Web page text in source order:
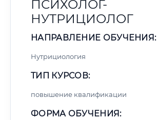
ПСИХОЛОГ-
НУТРИЦИОЛОГ
НАПРАВЛЕНИЕ ОБУЧЕНИЯ:
Нутрициология
ТИП КУРСОВ:
повышение квалификации
ФОРМА ОБУЧЕНИЯ: